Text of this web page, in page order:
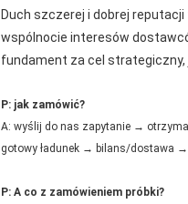
Duch szczerej i dobrej
wspólnocie interesów
fundament za cel strategiczny,
P: jak zamówić?
A: wyślij do nas zapytanie →
gotowy ładunek → bilans/dostawa →
P: A co z zamówieniem próbki?